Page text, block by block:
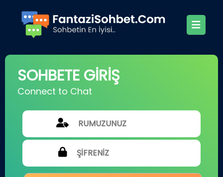
SOHBETE GİRİŞ
Connect to Chat